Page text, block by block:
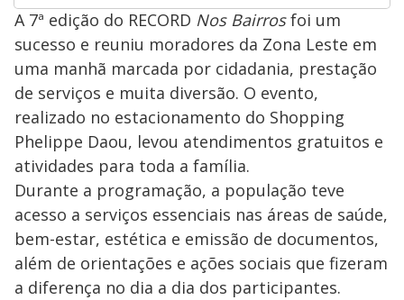
A 7ª edição do RECORD Nos Bairrosfoi um
sucesso e reuniu moradores da Zona Leste em
uma manhã marcada por cidadania, prestação
de serviços e muita diversão. O evento,
realizado no estacionamento do Shopping
Phelippe Daou, levou atendimentos gratuitos e
atividades para toda a família.
Durante a programação, a população teve
acesso a serviços essenciais nas áreas de saúde,
bem-estar, estética e emissão de documentos,
além de orientações e ações sociais que fizeram
a diferença no dia a dia dos participantes.